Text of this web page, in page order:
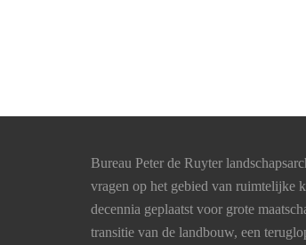
Bureau Peter de Ruyter
vragen op het gebied van ruimtelijke
decennia geplaatst voor grote
transitie van de landbouw, een